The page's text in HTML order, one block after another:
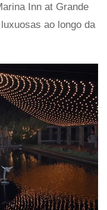
Inn at Grande
ao longo da